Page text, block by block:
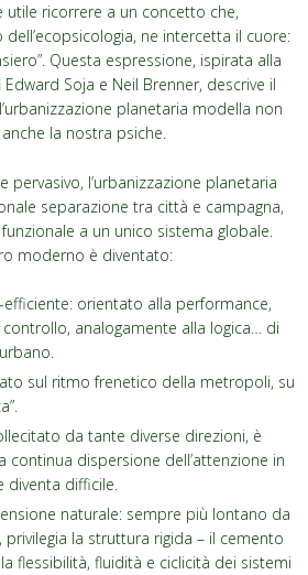
utile ricorrere a un concetto che,
ne intercetta il cuore:
Questa espressione, ispirata alla
Soja e Neil Brenner, descrive il
planetaria modella non
la nostra psiche.
pervasivo, l’urbanizzazione planetaria
separazione tra città e campagna,
a un unico sistema globale.
moderno è diventato:
orientato alla performance,
analogamente alla logica… di
sul ritmo frenetico della metropoli, su
da tante diverse direzioni, è
continua dispersione dell’attenzione in
diventa difficile.
naturale: sempre più lontano da
privilegia la struttura rigida – il cemento
flessibilità, fluidità e ciclicità dei sistemi